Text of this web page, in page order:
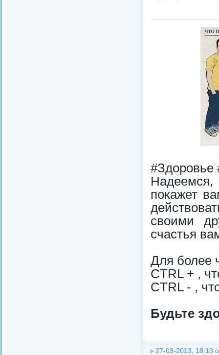
#Здоровье
покажет
своими
счастья
Для более
CTRL + ,
CTRL - ,
Будьте
27-03-2013, 18:13